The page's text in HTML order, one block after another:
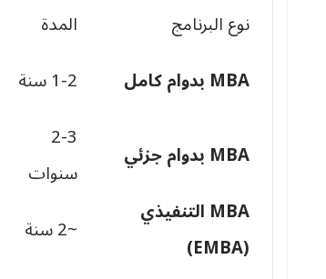
نوع البرنامج
المدة
MBA بدوام كامل
1-2 سنة
MBA بدوام جزئي
2-3
سنوات
MBA التنفيذي
(EMBA)
~2 سنة